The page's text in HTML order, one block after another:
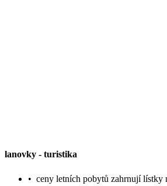
lanovky - turistika
• ceny letních pobytů zahrnují lístky